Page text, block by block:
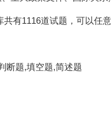
共有1116道试题，可以任
断题,填空题,简述题